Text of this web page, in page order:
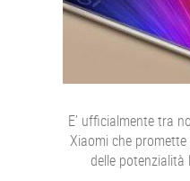
E’ ufficialmente tra
Xiaomi che
delle potenzialità